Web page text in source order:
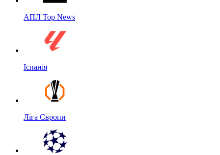
АПЛ Top News
Іспанія
Ліга Європи